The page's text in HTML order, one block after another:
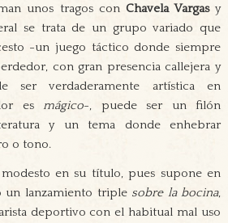
unos tragos con Chavela Vargasy
se trata de un grupo variado que
-un juego táctico donde siempre
con gran presencia callejera y
ser verdaderamente artística en
esmágico-, puede ser un filón
y un tema donde enhebrar
o tono.
modesto en su título, pues supone en
un lanzamiento triple sobre la bocina,
deportivo con el habitual mal uso